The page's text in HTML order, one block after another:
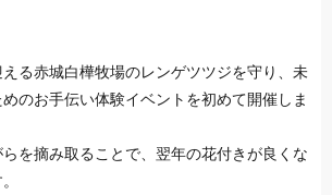
る赤城白樺牧場のレンゲツツジを守り、未
のお手伝い体験イベントを初めて開催しま
を摘み取ることで、翌年の花付きが良くな